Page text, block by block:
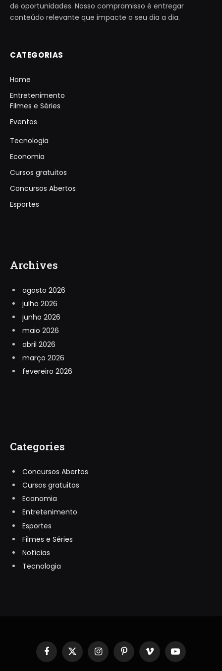
de oportunidades. Nosso compromisso é entregar
conteúdo relevante que impacte o seu dia a dia.
CATEGORIAS
Home
Entretenimento
Filmes e Séries
Eventos
Tecnologia
Economia
Cursos gratuitos
Concursos Abertos
Esportes
Archives
agosto 2026
julho 2026
junho 2026
maio 2026
abril 2026
março 2026
fevereiro 2026
Categories
Concursos Abertos
Cursos gratuitos
Economia
Entretenimento
Esportes
Filmes e Séries
Notícias
Tecnologia
Facebook
X
(Twitter)
InstagramPinterestVimeo YouTube